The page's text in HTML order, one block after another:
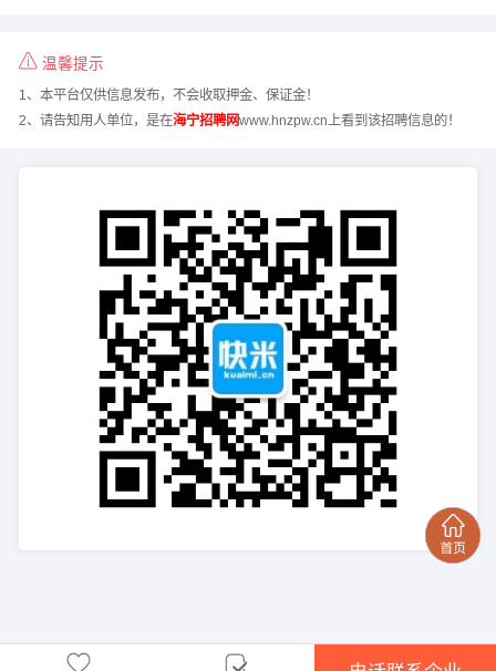
温馨提示
1、本平台仅供信息发布，不会收取押金、保证金！
2、请告知用人单位，是在海宁招聘网www.hnzpw.cn上看到该招聘信息的！